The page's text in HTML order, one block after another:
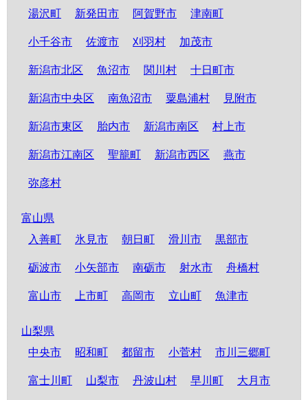
湯沢町 新発田市 阿賀野市 津南町
小千谷市 佐渡市 刈羽村 加茂市
新潟市北区 魚沼市 関川村 十日町市
新潟市中央区 南魚沼市 粟島浦村 見附市
新潟市東区 胎内市 新潟市南区 村上市
新潟市江南区 聖籠町 新潟市西区 燕市
弥彦村
富山県
入善町
氷見市 朝日町 滑川市 黒部市
砺波市 小矢部市 南砺市 射水市 舟橋村
富山市 上市町 高岡市 立山町 魚津市
山梨県
中央市
昭和町 都留市 小菅村 市川三郷町
富士川町 山梨市 丹波山村 早川町 大月市